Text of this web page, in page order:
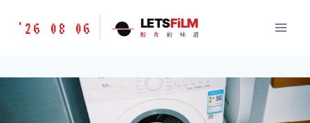
胶
味
LETSFILM
'26 08 06 LETSFiLM
胶 片 的 味 道